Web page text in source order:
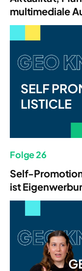
multimediale
Folge 26
Self-
ist